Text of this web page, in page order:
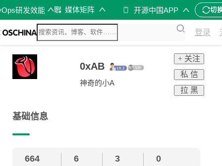
研发效能 媒体矩阵 开源中国APP 切
登录
0xAB
神奇的小A
+ 关注
私 信
拉 黑
基础信息
664 6 3 0